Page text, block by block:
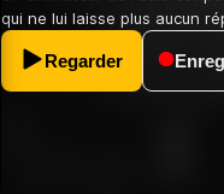
qui ne lui laisse plus aucun
Regarder